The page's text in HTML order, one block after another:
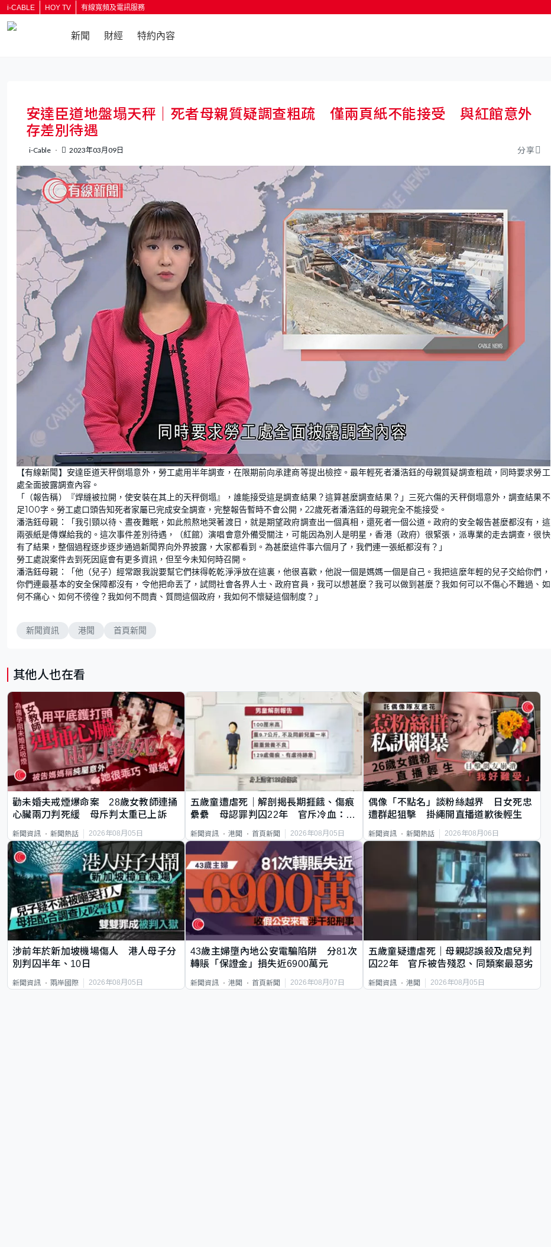
i-CABLE HOY TV 有線寬頻及電訊服務
新聞 財經 特約內容
安達臣道地盤塌天秤｜死者母親質疑調查粗疏 僅兩頁紙不能接受 與紅館意外
存差別待遇
i-Cable 2023年03月09日 分享
U
n
m
u
t
e
o
a
d
:
1
8
.
2
4
%
【有線新聞】安達臣道天秤倒塌意外，勞工處用半年調查，在限期前向承建商等提出檢控。最年輕死者潘浩鈺的母親質疑調查粗疏，同時要求勞工
處全面披露調查內容。
「（報告稱）『焊縫被拉開，使安裝在其上的天秤倒塌』，誰能接受這是調查結果？這算甚麼調查結果？」三死六傷的天秤倒塌意外，調查結果不
足100字。勞工處口頭告知死者家屬已完成安全調查，完整報告暫時不會公開，22歲死者潘浩鈺的母親完全不能接受。
潘浩鈺母親：「我引頸以待、晝夜難眠，如此煎熬地哭著渡日，就是期望政府調查出一個真相，還死者一個公道。政府的安全報告甚麼都沒有，這
兩張紙是傳媒給我的。這次事件差別待遇，（紅館）演唱會意外備受關注，可能因為別人是明星，香港（政府）很緊張，派專業的走去調查，很快
有了結果，整個過程逐步逐步通過新聞界向外界披露，大家都看到。為甚麼這件事六個月了，我們連一張紙都沒有？」
勞工處說案件去到死因庭會有更多資訊，但至今未知何時召開。
潘浩鈺母親：「他（兒子）經常跟我說要幫它們抹得乾乾淨淨放在這裏，他很喜歡，他說一個是媽媽一個是自己。我把這麼年輕的兒子交給你們，
你們連最基本的安全保障都沒有，令他把命丟了，試問社會各界人士、政府官員，我可以想甚麼？我可以做到甚麼？我如何可以不傷心不難過、如
何不痛心、如何不徬徨？我如何不問責、質問這個政府，我如何不懷疑這個制度？」
新聞資訊 港聞 首頁新聞
其他人也在看
勸未婚夫戒煙爆命案 28歲女教師連捅
心臟兩刀判死緩 母斥判太重已上訴
新聞資訊 新聞熱話 2026年08月05日
五歲童遭虐死｜解剖揭長期捱餓、傷痕
纍纍 母認罪判囚22年 官斥冷血：同
新聞資訊 港聞 首頁新聞 2026年08月05日
偶像「不點名」談粉絲越界 日女死忠
遭群起狙擊 掛繩開直播道歉後輕生
新聞資訊 新聞熱話 2026年08月06日
涉前年於新加坡機場傷人 港人母子分
別判囚半年、10日
新聞資訊 兩岸國際 2026年08月05日
43歲主婦墮內地公安電騙陷阱 分81次
轉賬「保證金」損失近6900萬元
新聞資訊 港聞 首頁新聞 2026年08月07日
五歲童疑遭虐死｜母親認誤殺及虐兒判
囚22年 官斥被告殘忍、同類案最惡劣
新聞資訊 港聞 2026年08月05日